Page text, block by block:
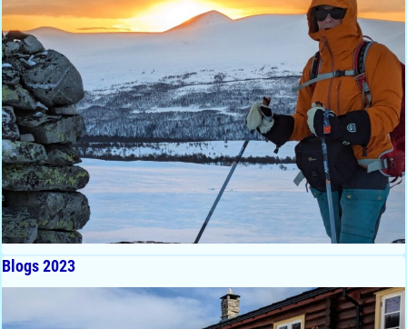
Blogs 2023